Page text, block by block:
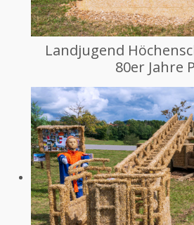
Landjugend
80er Jahre